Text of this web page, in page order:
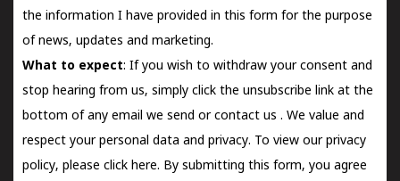
the information I have provided in this form for the purpose
of news, updates and marketing.
What to expect: If you wish to withdraw your consent and
stop hearing from us, simply click the unsubscribe link at the
bottom of any email we send orcontact us . We value and
respect your personal data and privacy. To view our privacy
policy, please click here. By submitting this form, you agree